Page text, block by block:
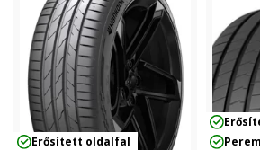
Erősített oldalfal